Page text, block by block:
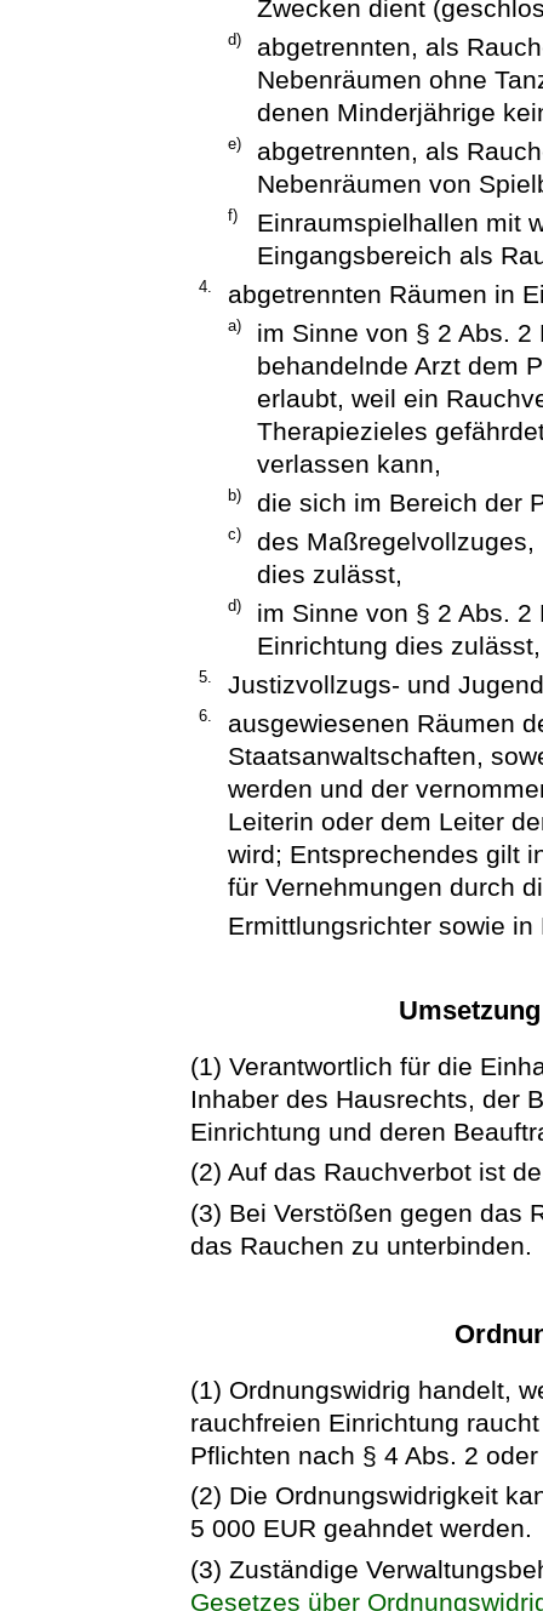
Zwecken dient
d)
abgetrennten, als
Nebenräumen ohne
denen Minderjährige
e)
abgetrennten, als
Nebenräumen von
f)
Einraumspielhallen mit
Eingangsbereich als
4. abgetrennten Räumen in
a)
im Sinne von § 2 Abs.
behandelnde Arzt dem
erlaubt, weil ein
Therapiezieles
verlassen kann,
b) die sich im Bereich der
c)
des
dies zulässt,
d)
im Sinne von § 2 Abs.
Einrichtung dies
5. Justizvollzugs- und
6.
ausgewiesenen Räumen
Staatsanwaltschaften,
werden und der
Leiterin oder dem Leiter
wird; Entsprechendes gilt
für Vernehmungen durch
Ermittlungsrichter sowie
(1) Verantwortlich für die
Inhaber des Hausrechts, der
Einrichtung und deren
(2) Auf das Rauchverbot ist
(3) Bei Verstößen gegen das
das Rauchen zu unterbinden.
(1) Ordnungswidrig handelt,
rauchfreien Einrichtung
Pflichten nach § 4 Abs. 2
(2) Die Ordnungswidrigkeit
5 000 EUR geahndet werden.
(3) Zuständige
Gesetzes über